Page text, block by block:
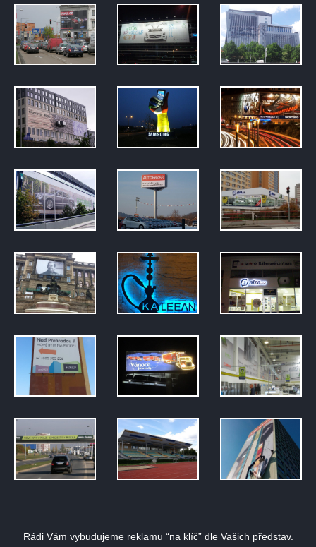
Rádi Vám vybudujeme reklamu “na klíč” dle Vašich představ.